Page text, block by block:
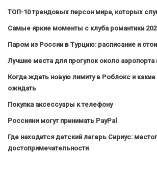
ТОП-10 трендовых персон мира, которых
Самые яркие моменты с клуба романтики
Паром из России в Турцию: расписание и
Лучшие места для прогулок около аэропорта
Когда ждать новую лимиту в Роблокс и
ожидать
Покупка аксессуары к телефону
Россияни могут принимать PayPal
Где находится детский лагерь Сириус:
достопримечательности